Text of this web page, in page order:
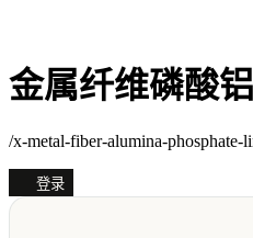
金属纤维磷酸
/x-metal-fiber-alumina-phosphate-
登录